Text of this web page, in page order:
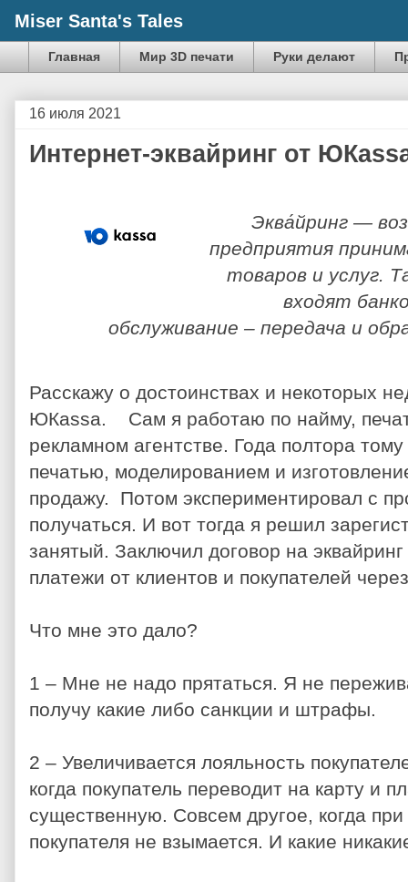
Miser Santa's Tales
Главная Мир 3D печати Руки делают
16 июля 2021
Интернет-эквайринг от
Эква́йринг —
предприятия
товаров и услуг.
входят
обслуживание – передача и
Расскажу о достоинствах и некоторых
ЮКаssa.
Сам я работаю по найму,
рекламном агентстве. Года полтора
печатью, моделированием и
продажу. Потом экспериментировал с
получаться. И вот тогда я решил
занятый. Заключил договор на
платежи от клиентов и покупателей
Что мне это дало?
1 – Мне не надо прятаться. Я не
получу какие либо санкции и штрафы.
2 – Увеличивается лояльность
когда покупатель переводит на карту и
существенную. Совсем другое, когда
покупателя не взымается. И какие